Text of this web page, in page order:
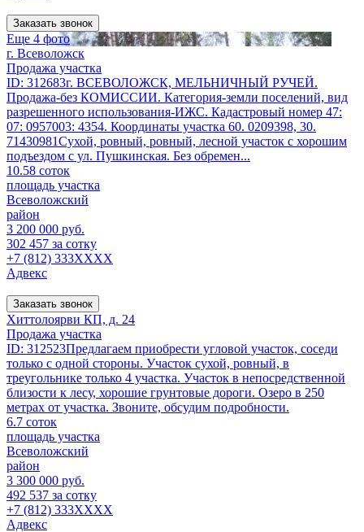
Заказать звонок
Еще 4 фото
г. Всеволожск
Продажа участка
ID: 312683г. ВСЕВОЛОЖСК, МЕЛЬНИЧНЫЙ РУЧЕЙ.
Продажа-без КОМИССИИ. Категория-земли поселений, вид
разрешенного использования-ИЖС. Кадастровый номер 47:
07: 0957003: 4354. Координаты участка 60. 0209398, 30.
71430981Сухой, ровный, ровный, лесной участок с хорошим
подъездом с ул. Пушкинская. Без обремен...
10.58 соток
площадь участка
Всеволожский
район
3 200 000 руб.
302 457 за сотку
+7 (812) 333XXXX
Адвекс
Заказать звонок
Хиттолоярви КП, д. 24
Продажа участка
ID: 312523Предлагаем приобрести угловой участок, соседи
только с одной стороны. Участок сухой, ровный, в
треугольнике только 4 участка. Участок в непосредственной
близости к лесу, хорошие грунтовые дороги. Озеро в 250
метрах от участка. Звоните, обсудим подробности.
6.7 соток
площадь участка
Всеволожский
район
3 300 000 руб.
492 537 за сотку
+7 (812) 333XXXX
Адвекс